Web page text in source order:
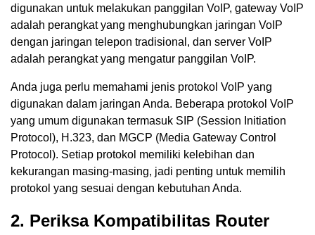
digunakan untuk melakukan panggilan VoIP, gateway VoIP
adalah perangkat yang menghubungkan jaringan VoIP
dengan jaringan telepon tradisional, dan server VoIP
adalah perangkat yang mengatur panggilan VoIP.
Anda juga perlu memahami jenis protokol VoIP yang
digunakan dalam jaringan Anda. Beberapa protokol VoIP
yang umum digunakan termasuk SIP (Session Initiation
Protocol), H.323, dan MGCP (Media Gateway Control
Protocol). Setiap protokol memiliki kelebihan dan
kekurangan masing-masing, jadi penting untuk memilih
protokol yang sesuai dengan kebutuhan Anda.
2. Periksa Kompatibilitas Router